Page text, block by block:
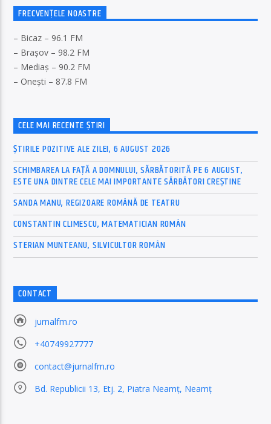
FRECVENȚELE NOASTRE
– Bicaz – 96.1 FM
– Brașov – 98.2 FM
– Mediaș – 90.2 FM
– Onești – 87.8 FM
CELE MAI RECENTE ȘTIRI
ȘTIRILE POZITIVE ALE ZILEI, 6 AUGUST 2026
SCHIMBAREA LA FAȚĂ A DOMNULUI, SĂRBĂTORITĂ PE 6 AUGUST,
ESTE UNA DINTRE CELE MAI IMPORTANTE SĂRBĂTORI CREȘTINE
SANDA MANU, REGIZOARE ROMÂNĂ DE TEATRU
CONSTANTIN CLIMESCU, MATEMATICIAN ROMÂN
STERIAN MUNTEANU, SILVICULTOR ROMÂN
CONTACT
jurnalfm.ro
+40749927777
contact@jurnalfm.ro
Bd. Republicii 13, Etj. 2, Piatra Neamț, Neamț